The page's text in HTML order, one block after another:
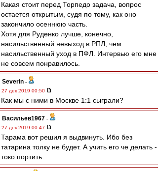
Какая стоит перед Торпедо задача, вопрос
остается открытым, судя по тому, как оно
закончило осеннюю часть.
Хотя для Руденко лучше, конечно,
насильственный невыход в РПЛ, чем
насильственный уход в ПФЛ. Интервью его мне
не совсем понравилось.
Severin -
27 дек 2019 00:50
Как мы с ними в Москве 1:1 сыграли?
Васильев1967 -
27 дек 2019 00:47
Тарама вот решил я выдвинуть. Ибо без
татарина толку не будет. А учить его че делать -
токо портить.